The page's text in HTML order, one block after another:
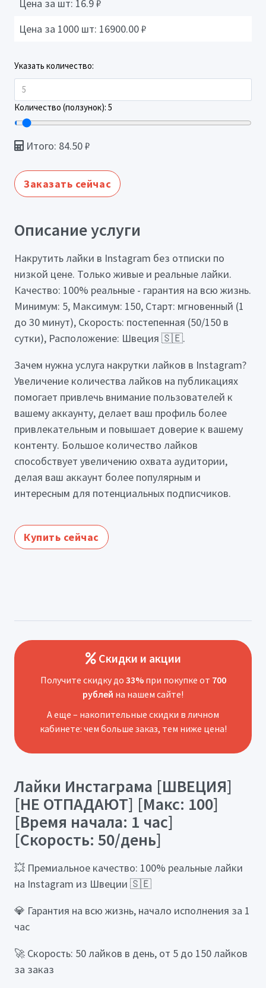
Цена за шт: 16.9₽
Цена за 1000 шт: 16900.00₽
Указать количество:
Количество (ползунок): 5
Итого: 84.50₽
Заказать сейчас
Описание услуги
Накрутить лайки в Instagram без отписки по
низкой цене. Только живые и реальные лайки.
Качество: 100% реальные - гарантия на всю жизнь.
Минимум: 5, Максимум: 150, Старт: мгновенный (1
до 30 минут), Скорость: постепенная (50/150 в
сутки), Расположение: Швеция 🇸🇪.
Зачем нужна услуга накрутки лайков в Instagram?
Увеличение количества лайков на публикациях
помогает привлечь внимание пользователей к
вашему аккаунту, делает ваш профиль более
привлекательным и повышает доверие к вашему
контенту. Большое количество лайков
способствует увеличению охвата аудитории,
делая ваш аккаунт более популярным и
интересным для потенциальных подписчиков.
Купить сейчас
Скидки и акции
Получите скидку до 33%при покупке от 700
рублей на нашем сайте!
А еще – накопительные скидки в личном
кабинете: чем больше заказ, тем ниже цена!
Лайки Инстаграма [ШВЕЦИЯ]
[НЕ ОТПАДАЮТ] [Макс: 100]
[Время начала: 1 час]
[Скорость: 50/день]
💥 Премиальное качество: 100% реальные лайки
на Instagram из Швеции 🇸🇪
💎 Гарантия на всю жизнь, начало исполнения за 1
час
🚀 Скорость: 50 лайков в день, от 5 до 150 лайков
за заказ